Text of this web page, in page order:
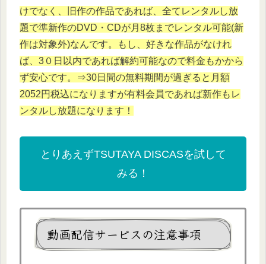
けでなく、旧作の作品であれば、全てレンタルし放
題で準新作のDVD・CDが月8枚までレンタル可能(新
作は対象外)なんです。もし、好きな作品がなけれ
ば、3０日以内であれば解約可能なので料金もかから
ず安心です。⇒30日間の無料期間が過ぎると月額
2052円税込になりますが有料会員であれば新作もレ
ンタルし放題になります！
とりあえずTSUTAYA DISCASを試して
みる！
動画配信サービスの注意事項